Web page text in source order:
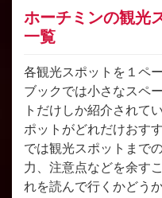
ホーチミンの観光
一覧
各観光スポットを１ペ
ブックでは小さなスペ
トだけしか紹介されて
ポットがどれだけおす
では観光スポットまで
力、注意点などを余す
れを読んで行くかどう